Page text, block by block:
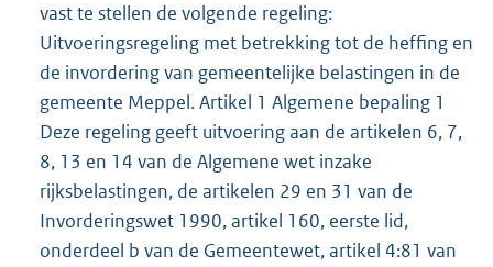
vast te stellen de volgende regeling:
Uitvoeringsregeling met betrekking tot de heffing en
de invordering van gemeentelijke belastingen in de
gemeente Meppel. Artikel 1 Algemene bepaling 1
Deze regeling geeft uitvoering aan de artikelen 6, 7,
8, 13 en 14 van de Algemene wet inzake
rijksbelastingen, de artikelen 29 en 31 van de
Invorderingswet 1990, artikel 160, eerste lid,
onderdeel b van de Gemeentewet, artikel 4:81 van